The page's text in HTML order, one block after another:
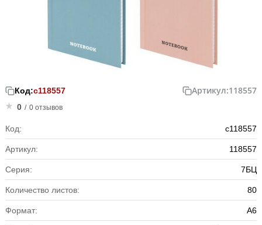
Код:с118557 Артикул:118557
0 / 0 отзывов
Код: с118557
Артикул: 118557
Серия: 7БЦ
Количество листов: 80
Формат: А6